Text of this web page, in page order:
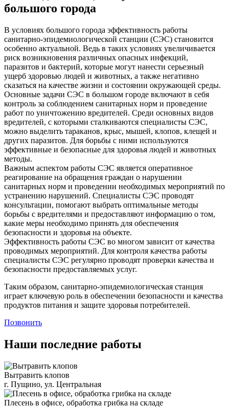
большого города
В условиях большого города эффективность работы
санитарно-эпидемиологической станции (СЭС) становится
особенно актуальной. Ведь в таких условиях увеличивается
риск возникновения различных опасных инфекций,
паразитов и бактерий, которые могут нанести серьезный
ущерб здоровью людей и животных, а также негативно
сказаться на качестве жизни и состоянии окружающей среды.
Основные задачи СЭС в большом городе включают в себя
контроль за соблюдением санитарных норм и проведение
работ по уничтожению вредителей. Среди основных видов
вредителей, с которыми сталкиваются специалисты СЭС,
можно выделить тараканов, крыс, мышей, клопов, клещей и
других паразитов. Для борьбы с ними используются
эффективные и безопасные для здоровья людей и животных
методы.
Важным аспектом работы СЭС является оперативное
реагирование на обращения граждан о нарушении
санитарных норм и проведении необходимых мероприятий по
устранению нарушений. Специалисты СЭС проводят
консультации, помогают выбрать оптимальные методы
борьбы с вредителями и предоставляют информацию о том,
какие меры необходимо принять для обеспечения
безопасности и здоровья на объекте.
Эффективность работы СЭС во многом зависит от качества
проводимых мероприятий. Для контроля качества работы
специалисты СЭС регулярно проводят проверки качества и
безопасности предоставляемых услуг.
Таким образом, санитарно-эпидемиологическая станция
играет ключевую роль в обеспечении безопасности и качества
продуктов питания и защите здоровья потребителей.
Позвонить
Наши последние работы
Вытравить клопов
г. Пущино, ул. Центральная
Плесень в офисе, обработка грибка на складе